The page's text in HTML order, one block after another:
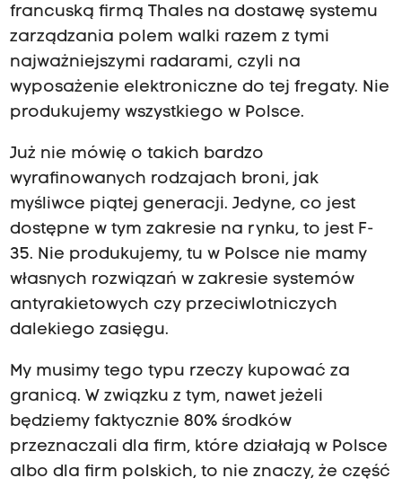
francuską firmą Thales na dostawę systemu
zarządzania polem walki razem z tymi
najważniejszymi radarami, czyli na
wyposażenie elektroniczne do tej fregaty. Nie
produkujemy wszystkiego w Polsce.
Już nie mówię o takich bardzo
wyrafinowanych rodzajach broni, jak
myśliwce piątej generacji. Jedyne, co jest
dostępne w tym zakresie na rynku, to jest F-
35. Nie produkujemy, tu w Polsce nie mamy
własnych rozwiązań w zakresie systemów
antyrakietowych czy przeciwlotniczych
dalekiego zasięgu.
My musimy tego typu rzeczy kupować za
granicą. W związku z tym, nawet jeżeli
będziemy faktycznie 80% środków
przeznaczali dla firm, które działają w Polsce
albo dla firm polskich, to nie znaczy, że część